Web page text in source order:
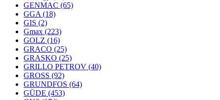
GENMAC (65)
GGA (18)
GIS (2)
Gmax (223)
GOLZ (16)
GRACO (25)
GRASKO (25)
GRILLO PETROV (40)
GROSS (92)
GRUNDFOS (64)
GÜDE (453)